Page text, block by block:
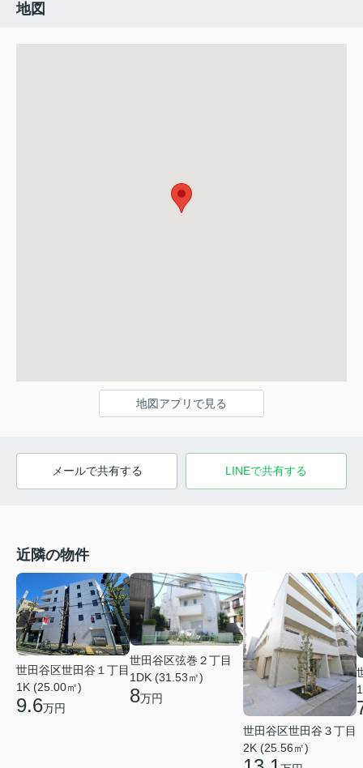
地図
地図アプリで見る
メールで共有する LINEで共有する
近隣の物件
世田谷区世田谷１丁目
1K (25.00㎡)
9.6万円
世田谷区弦巻２丁目
1DK (31.53㎡)
8万円
世田谷区世田谷３丁目
2K (25.56㎡)